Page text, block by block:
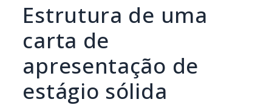
Estrutura de uma
carta de
apresentação de
estágio sólida